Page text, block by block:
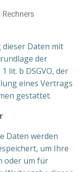
Daten mit
der
lit. b DSGVO, der
eines Vertrags
gestattet.
Daten werden
um Ihre
oder um für